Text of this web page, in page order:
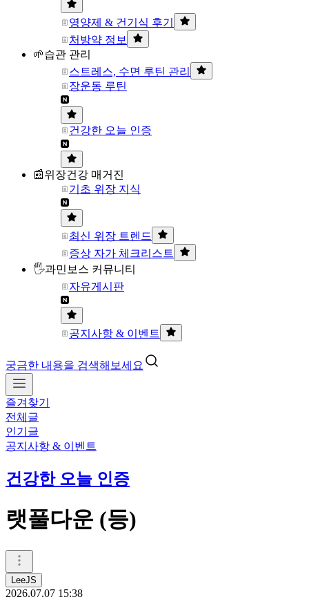
영양제 & 건기식 후기
처방약 정보
🌱습관 관리
스트레스, 수면 루틴 관리
장운동 루틴
건강한 오늘 인증
📰위장건강 매거진
기초 위장 지식
최신 위장 트렌드
증상 자가 체크리스트
🖐과민보스 커뮤니티
자유게시판
공지사항 & 이벤트
궁금한 내용을 검색해보세요
즐겨찾기
전체글
인기글
공지사항 & 이벤트
건강한 오늘 인증
랫풀다운 (등)
LeeJS
2026.07.07 15:38